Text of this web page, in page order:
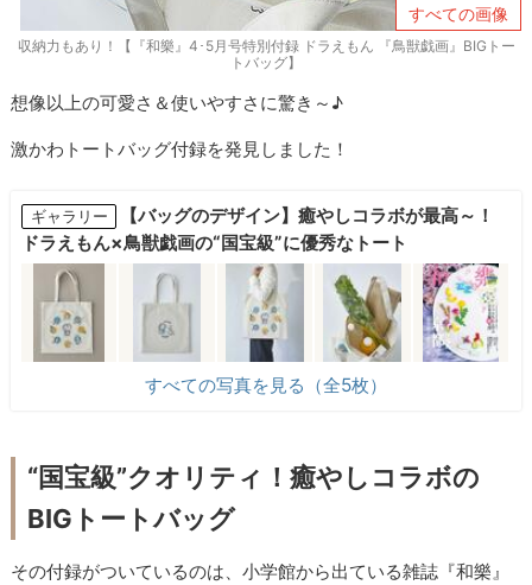
すべての画像
収納力もあり！【『和樂』4･5月号特別付録 ドラえもん 『鳥獣戯画』BIGトー
トバッグ】
想像以上の可愛さ＆使いやすさに驚き～♪
激かわトートバッグ付録を発見しました！
ギャラリー
【バッグのデザイン】癒やしコラボが最高～！
ドラえもん×鳥獣戯画の“国宝級”に優秀なトート
すべての写真を見る（全5枚）
“国宝級”クオリティ！癒やしコラボの
BIGトートバッグ
その付録がついているのは、小学館から出ている雑誌『和樂』